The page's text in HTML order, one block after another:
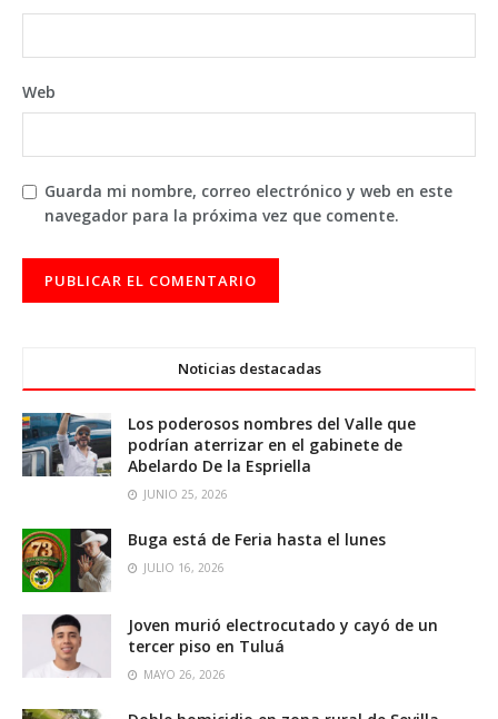
Web
Guarda mi nombre, correo electrónico y web en este
navegador para la próxima vez que comente.
Noticias destacadas
Los poderosos nombres del Valle que
podrían aterrizar en el gabinete de
Abelardo De la Espriella
JUNIO 25, 2026
Buga está de Feria hasta el lunes
JULIO 16, 2026
Joven murió electrocutado y cayó de un
tercer piso en Tuluá
MAYO 26, 2026